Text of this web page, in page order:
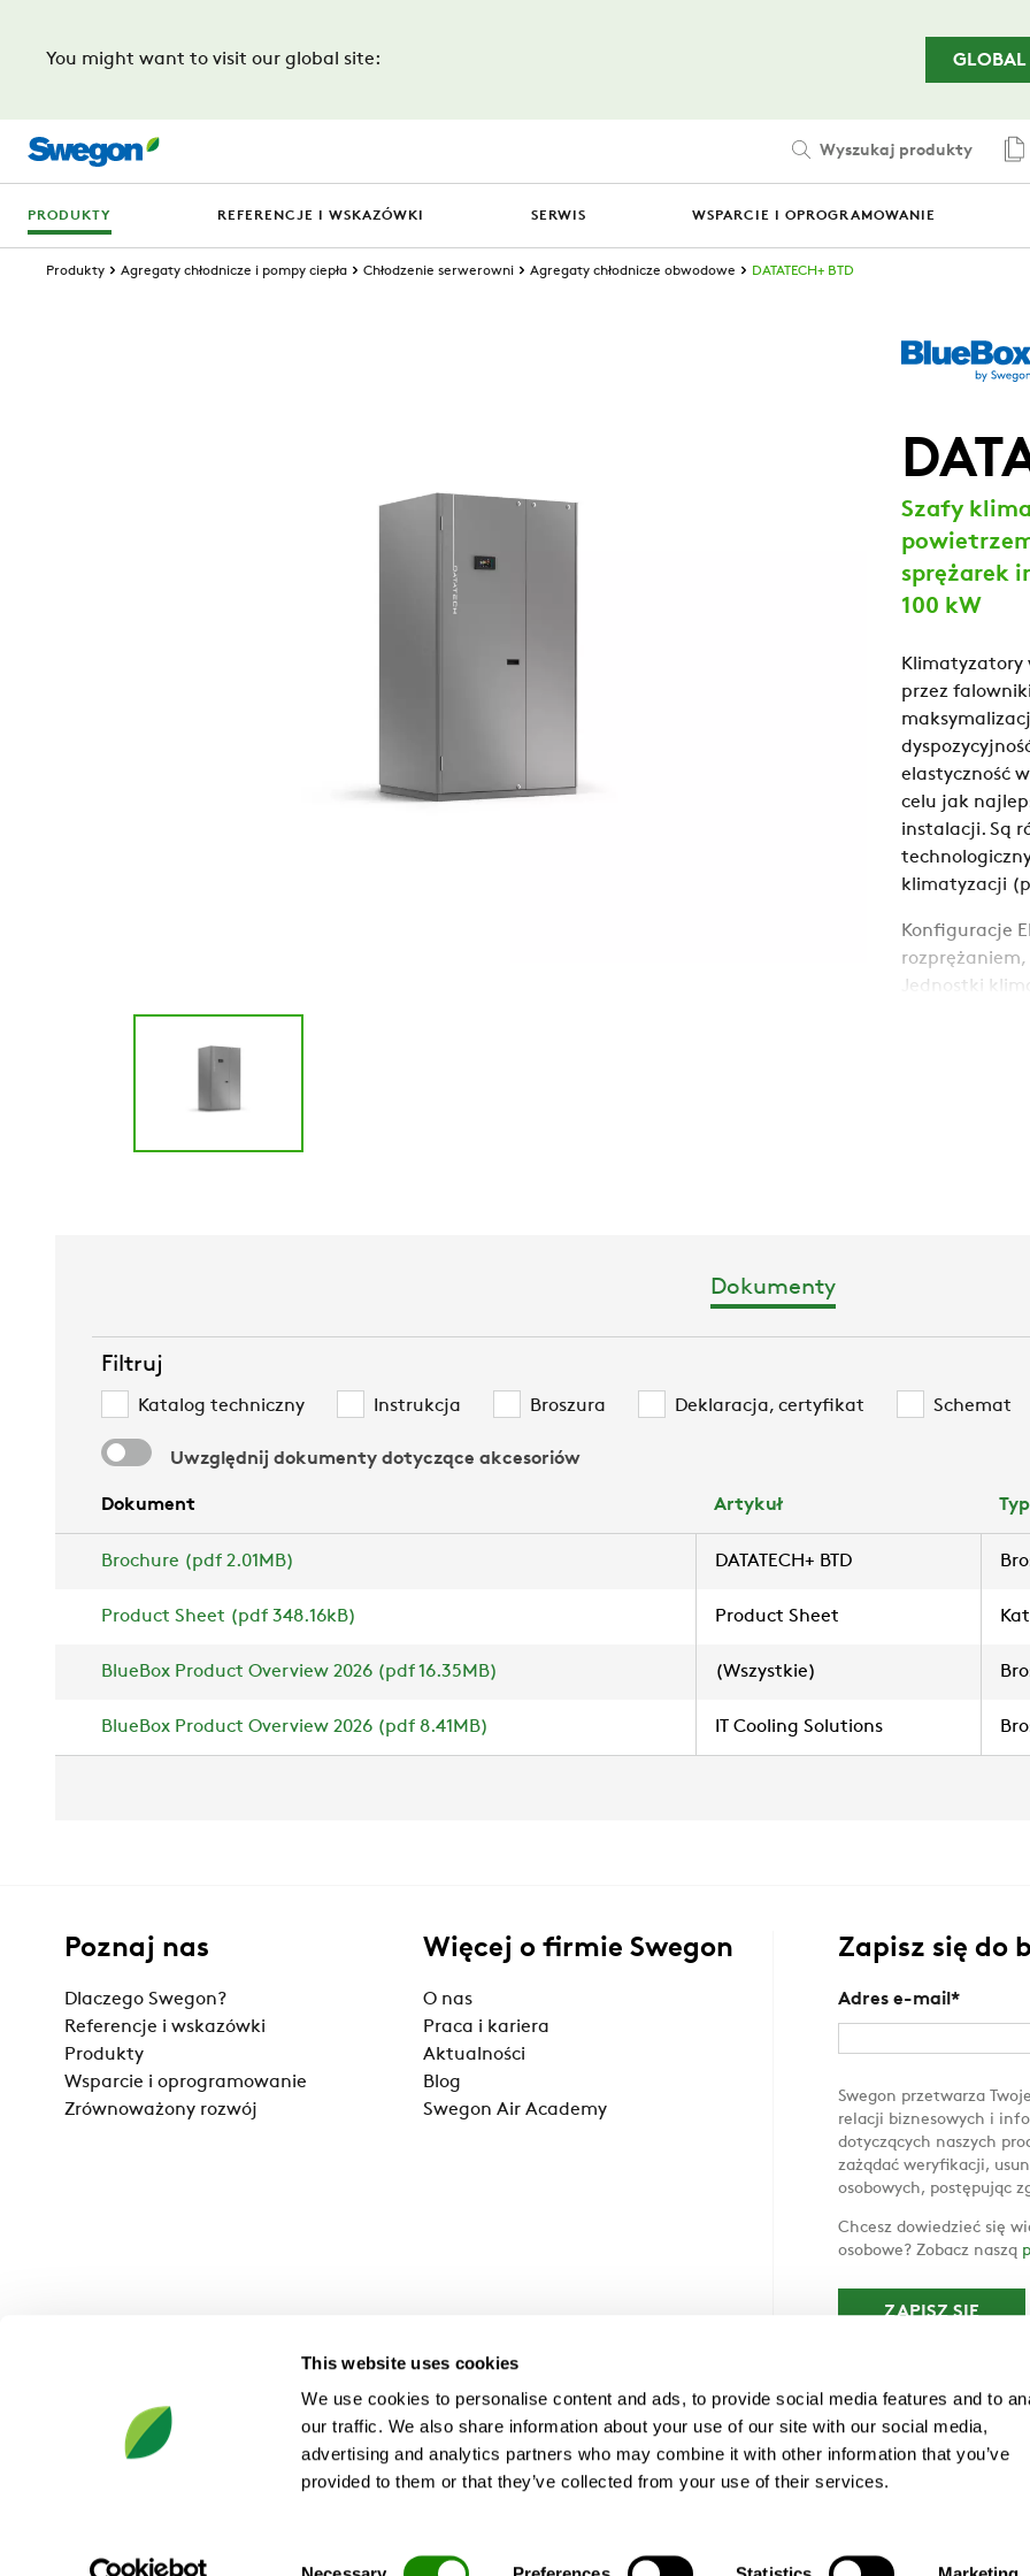
This website uses cookies
We use cookies to personalise content and ads, to provide social media features and to
our traffic. We also share information about your use of our site with our social media,
advertising and analytics partners who may combine it with other information that you’ve
provided to them or that they’ve collected from your use of their services.
You might want to visit our global site:
GLOBAL
Wyszukaj produkty
PRODUKTY REFERENCJE I WSKAZÓWKI SERWIS WSPARCIE I OPROGRAMOWANIE
Produkty Agregaty chłodnicze i pompy ciepła Chłodzenie serwerowni Agregaty chłodnicze obwodowe DATATECH+ BTD
Szafy
sprężarek
100 kW
Klimatyzatory
przez
elastyczność
celu jak
instalacji. Są
klimatyzacji
Konfiguracje
Jednostki
rozprężaniem
sprężarki od
Dokumenty
Filtruj
Katalog techniczny Instrukcja Broszura Deklaracja, certyfikat Schemat
Uwzględnij dokumenty dotyczące akcesoriów
Dokument Artykuł
Brochure (pdf 2.01MB) DATATECH+ BTD
Product Sheet (pdf 348.16kB) Product Sheet
BlueBox Product Overview 2026 (pdf 16.35MB) (Wszystkie)
BlueBox Product Overview 2026 (pdf 8.41MB) IT Cooling Solutions
Poznaj nas
Dlaczego Swegon?
Referencje i wskazówki
Produkty
Wsparcie i oprogramowanie
Zrównoważony rozwój
Więcej o firmie Swegon
O nas
Praca i kariera
Aktualności
Blog
Swegon Air Academy
Zapisz się do
Adres e-mail *
Swegon przetwarza
relacji biznesowych i
dotyczących naszych
zażądać weryfikacji,
osobowych, postępując
Chcesz dowiedzieć się
osobowe? Zobacz naszą
Polityka prywatności
Pliki cookiesPrzetwarzanie danych osobowychPolityka ujawniania luk w zabezpieczeniach